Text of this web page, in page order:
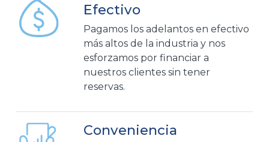
Efectivo
Pagamos los adelantos en efectivo
más altos de la industria y nos
esforzamos por financiar a
nuestros clientes sin tener
reservas.
Conveniencia